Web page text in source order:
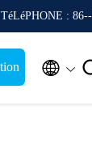
TéLéPHONE :
